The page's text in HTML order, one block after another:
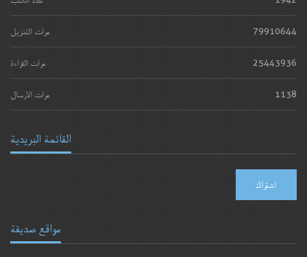
مرات التنزيل 79910644
مرات القراءة 25443936
مرات الارسال 1138
القائمة البريدية
اشتراك
مواقع صديقة